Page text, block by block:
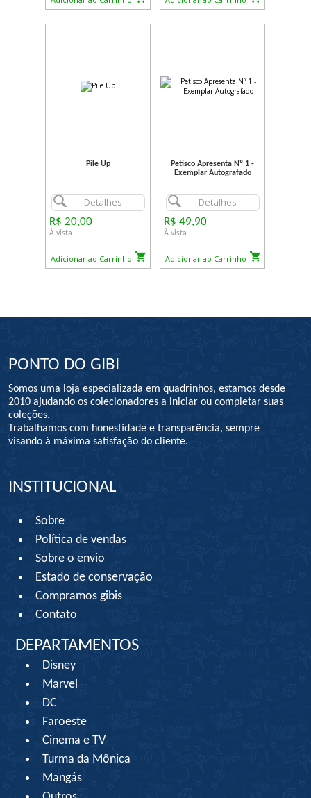
Pile Up
Detalhes
R$ 20,00
À vista
Adicionar ao Carrinho
Petisco Apresenta Nº 1 -
Exemplar Autografado
Detalhes
R$ 49,90
À vista
Adicionar ao Carrinho
PONTO DO GIBI
Somos uma loja especializada em quadrinhos, estamos desde
2010 ajudando os colecionadores a iniciar ou completar suas
coleções.
Trabalhamos com honestidade e transparência, sempre
visando à máxima satisfação do cliente.
INSTITUCIONAL
Sobre
Política de vendas
Sobre o envio
Estado de conservação
Compramos gibis
Contato
DEPARTAMENTOS
Disney
Marvel
DC
Faroeste
Cinema e TV
Turma da Mônica
Mangás